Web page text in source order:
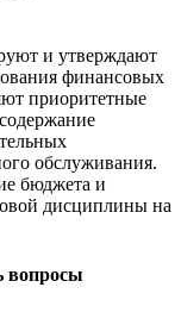
и утверждают
финансовых
приоритетные
обслуживания.
бюджета и
дисциплины на
вопросы